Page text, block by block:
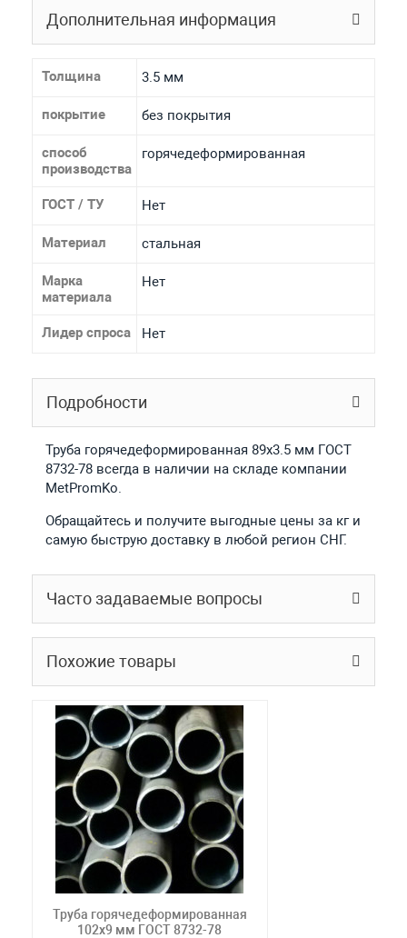
Дополнительная информация
Толщина 3.5 мм
покрытие без покрытия
способ
производства
горячедеформированная
ГОСТ / ТУ Нет
Материал стальная
Марка
материала
Нет
Лидер спроса Нет
Подробности
Труба горячедеформированная 89х3.5 мм ГОСТ
8732-78 всегда в наличии на складе компании
MetPromKo.
Обращайтесь и получите выгодные цены за кг и
самую быструю доставку в любой регион СНГ.
Часто задаваемые вопросы
Похожие товары
Труба горячедеформированная
102х9 мм ГОСТ 8732-78